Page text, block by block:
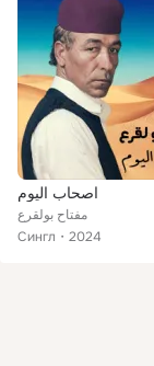
اصحاب اليوم
مفتاح بولقرع
Сингл
2024